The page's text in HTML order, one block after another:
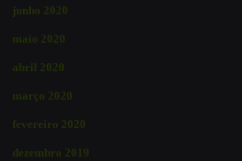
junho 2020
maio 2020
abril 2020
março 2020
fevereiro 2020
dezembro 2019